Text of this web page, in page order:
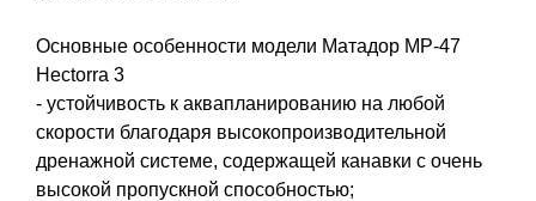
Основные особенности модели Матадор MP-47
Hectorra 3
- устойчивость к аквапланированию на любой
скорости благодаря высокопроизводительной
дренажной системе, содержащей канавки с очень
высокой пропускной способностью;